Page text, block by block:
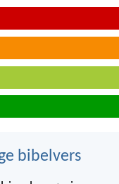
bibelvers